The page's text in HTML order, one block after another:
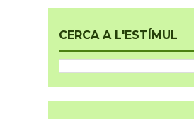
CERCA A L'ESTÍMUL